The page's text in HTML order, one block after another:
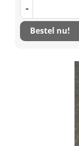
-
Bestel nu!